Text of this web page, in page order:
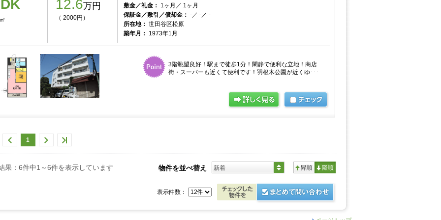
12.6万円
（ 2000円）
敷金／礼金： 1ヶ月／ 1ヶ月
保証金／敷引／償却金： -／ -／ -
所在地： 世田谷区松原
築年月： 1973年1月
3階眺望良好！駅まで徒歩1分！閑静で便利な立地！商店
街・スーパーも近くて便利です！羽根木公園が近くゆ･･･
物件を並べ替え 新着
1
表示件数：
果：6件中1～6件を表示しています